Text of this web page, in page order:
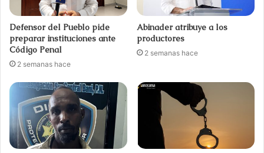
Defensor del Pueblo pide
preparar instituciones ante
Código Penal
2 semanas hace
Abinader atribuye a los
productores
2 semanas hace